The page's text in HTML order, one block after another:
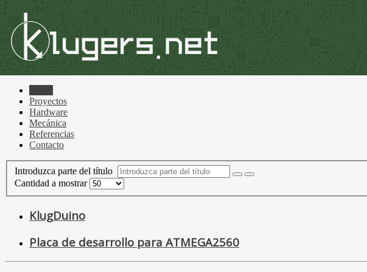
Proyectos
Hardware
Mecánica
Referencias
Contacto
Introduzca parte del título
Cantidad a mostrar
KlugDuino
Placa de desarrollo para ATMEGA2560